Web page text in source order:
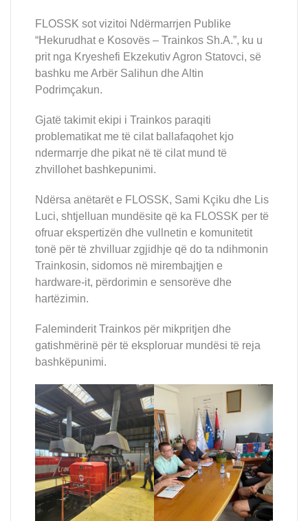
FLOSSK sot vizitoi Ndërmarrjen Publike
“Hekurudhat e Kosovës – Trainkos Sh.A.”, ku u
prit nga Kryeshefi Ekzekutiv Agron Statovci, së
bashku me Arbër Salihun dhe Altin
Podrimçakun.
Gjatë takimit ekipi i Trainkos paraqiti
problematikat me të cilat ballafaqohet kjo
ndermarrje dhe pikat në të cilat mund të
zhvillohet bashkepunimi.
Ndërsa anëtarët e FLOSSK, Sami Kçiku dhe Lis
Luci, shtjelluan mundësite që ka FLOSSK per të
ofruar ekspertizën dhe vullnetin e komunitetit
tonë për të zhvilluar zgjidhje që do ta ndihmonin
Trainkosin, sidomos në mirembajtjen e
hardware-it, përdorimin e sensorëve dhe
hartëzimin.
Faleminderit Trainkos për mikpritjen dhe
gatishmërinë për të eksploruar mundësi të reja
bashkëpunimi.